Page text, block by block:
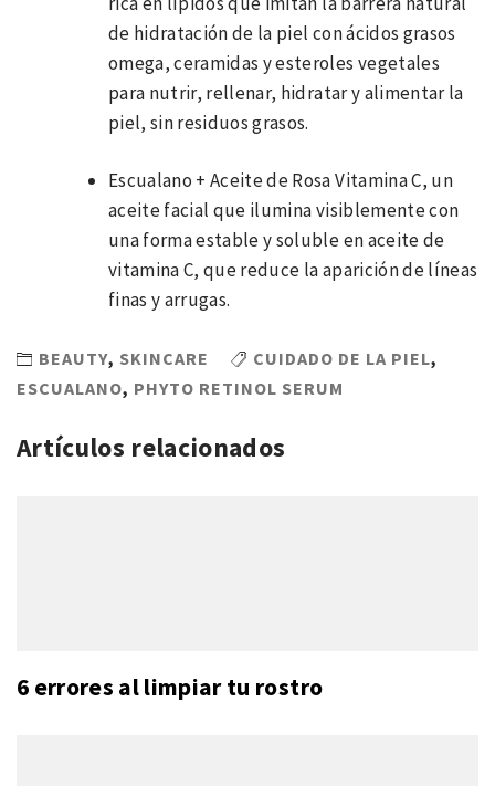
de hidratación de la piel con ácidos grasos
omega, ceramidas y esteroles vegetales
para nutrir, rellenar, hidratar y alimentar la
piel, sin residuos grasos.
Escualano + Aceite de Rosa Vitamina C, un
aceite facial que ilumina visiblemente con
una forma estable y soluble en aceite de
vitamina C, que reduce la aparición de líneas
finas y arrugas.
BEAUTY, SKINCARE CUIDADO DE LA PIEL,
ESCUALANO, PHYTO RETINOL SERUM
Artículos relacionados
6 errores al limpiar tu rostro